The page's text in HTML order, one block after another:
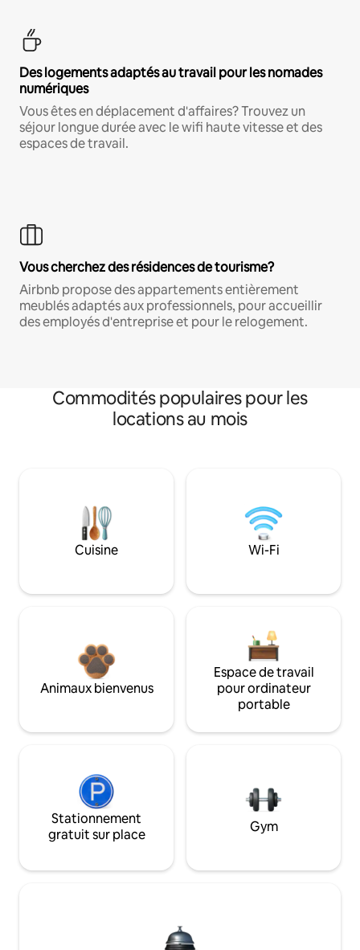
Des logements adaptés au travail pour les nomades
numériques
Vous êtes en déplacement d'affaires? Trouvez un
séjour longue durée avec le wifi haute vitesse et des
espaces de travail.
Vous cherchez des résidences de tourisme?
Airbnb propose des appartements entièrement
meublés adaptés aux professionnels, pour accueillir
des employés d'entreprise et pour le relogement.
Commodités populaires pour les
locations au mois
Cuisine Wi-Fi
Animaux bienvenus
Espace de travail
pour ordinateur
portable
Stationnement
gratuit sur place
Gym